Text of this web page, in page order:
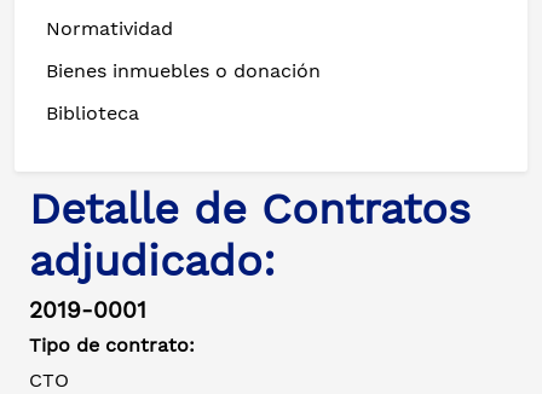
Normatividad
Bienes inmuebles o donación
Biblioteca
Detalle de Contratos
adjudicado:
2019-0001
Tipo de contrato:
CTO